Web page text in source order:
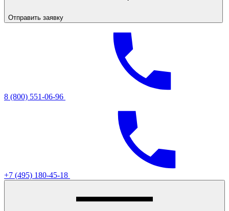
Отправить заявку
8 (800) 551-06-96
+7 (495) 180-45-18